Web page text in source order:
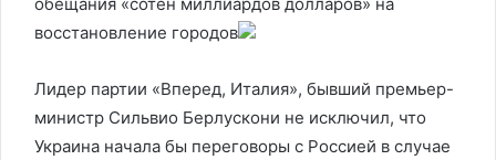
восстановление городов
Лидер партии «Вперед, Италия», бывший премьер-
министр Сильвио Берлускони не исключил, что
Украина начала бы переговоры с Россией в случае